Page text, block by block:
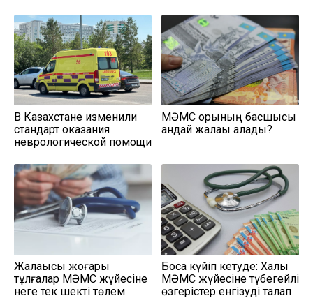
В Казахстане изменили
стандарт оказания
неврологической помощи
МӘМС қорының басшысы
қандай жалақы алады?
Жалақысы жоғары
тұлғалар МӘМС жүйесіне
неге тек шекті төлем
Босқа күйіп кетуде: Халық
МӘМС жүйесіне түбегейлі
өзгерістер енгізуді талап